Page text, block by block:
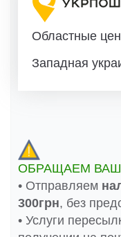
Областные
Западная
ОБРАЩАЕМ
• Отправляем
300грн, без
• Услуги